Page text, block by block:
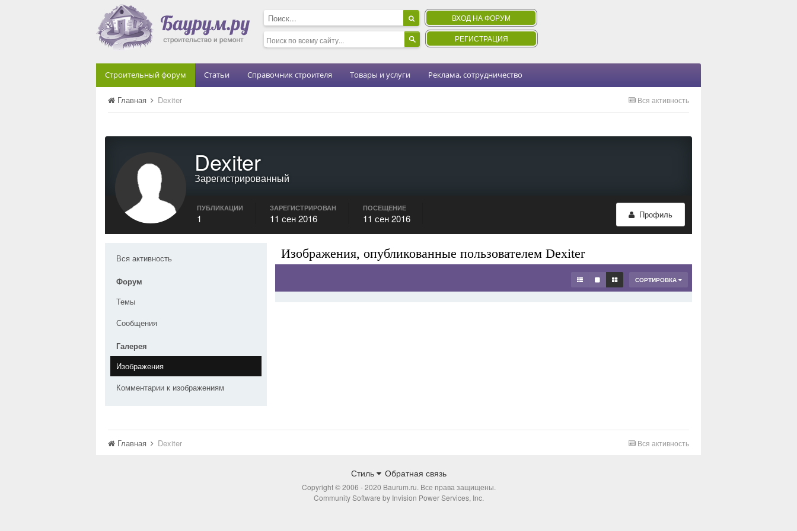
ВХОД НА ФОРУМ
РЕГИСТРАЦИЯ
Строительный форум Статьи Справочник строителя Товары и услуги Реклама, сотрудничество
Вся активность
Главная Dexiter
Dexiter
Зарегистрированный
Профиль
ПУБЛИКАЦИИ
1
ЗАРЕГИСТРИРОВАН
11 сен 2016
ПОСЕЩЕНИЕ
11 сен 2016
Вся активность
Форум
Темы
Сообщения
Галерея
Изображения
Комментарии к изображениям
Изображения, опубликованные пользователем Dexiter
СОРТИРОВКА
Вся активность
Главная Dexiter
Стиль Обратная связь
Copyright © 2006 - 2020 Baurum.ru. Все права защищены.
Community Software by Invision Power Services, Inc.